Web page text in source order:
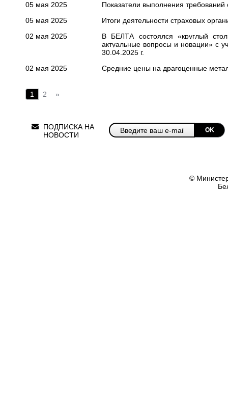
05 мая 2025
Показатели выполнения
05 мая 2025
Итоги деятельности страховых
02 мая 2025
В БЕЛТА состоялся «круглый
актуальные вопросы и новации» с
30.04.2025 г.
02 мая 2025
Средние цены на драгоценные
1 2 »
ПОДПИСКА НА
НОВОСТИ
OK
©